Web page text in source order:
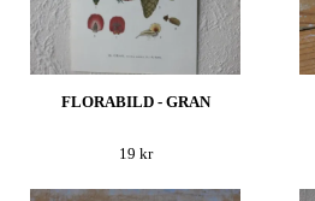
FLORABILD - GRAN
19 kr